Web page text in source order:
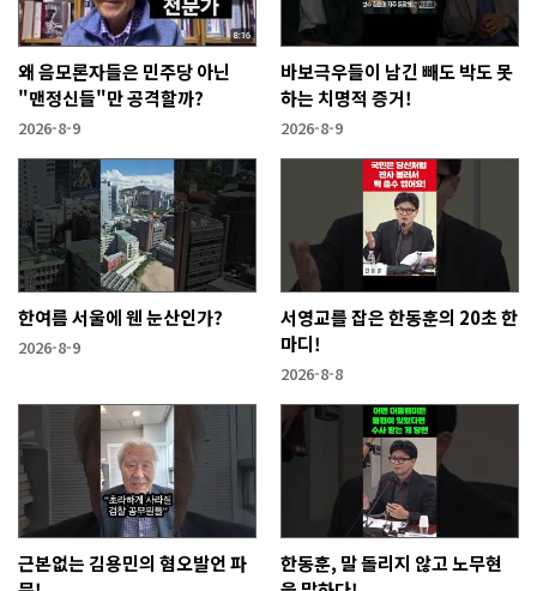
왜 음모론자들은 민주당 아닌
"맨정신들"만 공격할까?
2026-8-9
바보극우들이 남긴 빼도 박도 못
하는 치명적 증거!
2026-8-9
한여름 서울에 웬 눈산인가?
2026-8-9
서영교를 잡은 한동훈의 20초 한
마디!
2026-8-8
근본없는 김용민의 혐오발언 파
한동훈, 말 돌리지 않고 노무현